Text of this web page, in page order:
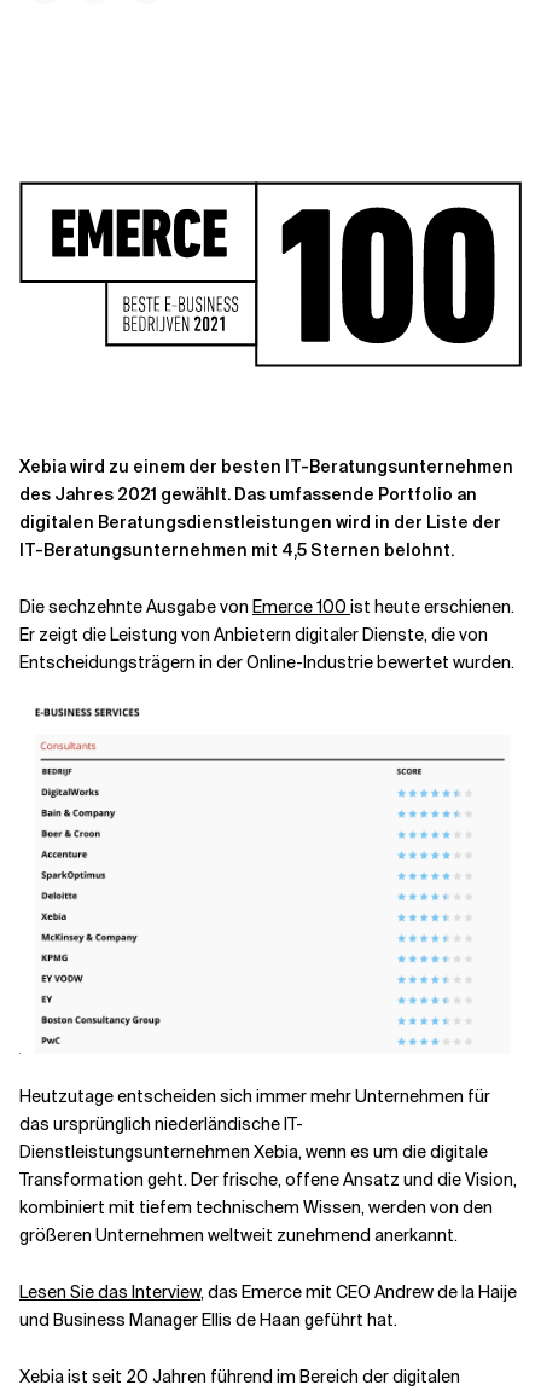
Verwandte Themen
Xebia wird zu einem der besten IT-Beratungsunternehmen
des Jahres 2021 gewählt. Das umfassende Portfolio an
digitalen Beratungsdienstleistungen wird in der Liste der
IT-Beratungsunternehmen mit 4,5 Sternen belohnt.
Die sechzehnte Ausgabe von Emerce 100 ist heute erschienen.
Er zeigt die Leistung von Anbietern digitaler Dienste, die von
Entscheidungsträgern in der Online-Industrie bewertet wurden.
Heutzutage entscheiden sich immer mehr Unternehmen für
das ursprünglich niederländische IT-
Dienstleistungsunternehmen Xebia, wenn es um die digitale
Transformation geht. Der frische, offene Ansatz und die Vision,
kombiniert mit tiefem technischem Wissen, werden von den
größeren Unternehmen weltweit zunehmend anerkannt.
Lesen Sie das Interview, das Emerce mit CEO Andrew de la Haije
und Business Manager Ellis de Haan geführt hat.
Xebia ist seit 20 Jahren führend im Bereich der digitalen